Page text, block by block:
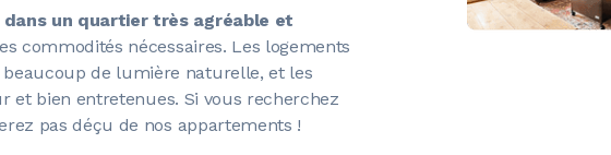
un quartier très agréable et
commodités nécessaires. Les logements
de lumière naturelle, et les
et bien entretenues. Si vous recherchez
pas déçu de nos appartements !